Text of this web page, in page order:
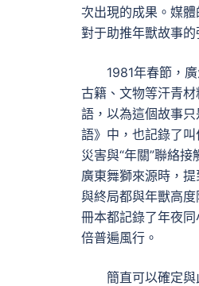
次出現的成果。媒
對于助推年獸故事
1981年春節，
古籍、文物等汗青
語，以為這個故事
語》中，也記錄了
災害與“年關”聯絡
廣東舞獅來源時，
與終局都與年獸高
冊本都記錄了年夜
倍普遍風行。
簡直可以確定